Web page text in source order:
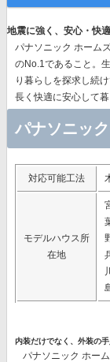
地震に強く、安心・快
パナソニック ホーム
のNo.1であること。
り暮らしを探求し続
長く快適に安心して
パナソニッ
対応可能工法
モデルハウス所
在地
内装だけでなく、外装の
パナソニック ホー